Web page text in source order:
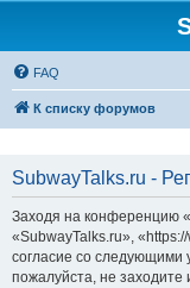
FAQ
К списку форумов
SubwayTalks.ru -
Заходя на конференцию
«SubwayTalks.ru»,
согласие со следующими
пожалуйста, не